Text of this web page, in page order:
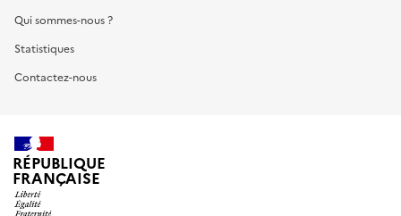
Qui sommes-nous ?
Statistiques
Contactez-nous
RÉPUBLIQUE
FRANÇAISE